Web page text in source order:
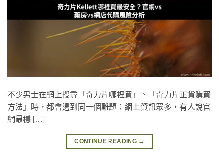
不少男士在網上搜尋「奇力片哪裡買」、「奇力片正貨購買
方法」時，都會遇到同一個難題：網上資訊眾多，有人說官
網最穩 […]
CONTINUE READING →